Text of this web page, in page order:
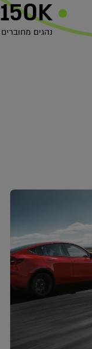
150K+
נהגים מחוברים